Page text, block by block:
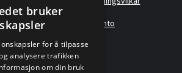
Om oss Metallkonto
bruker
for å tilpasse
analysere trafikken
om din bruk